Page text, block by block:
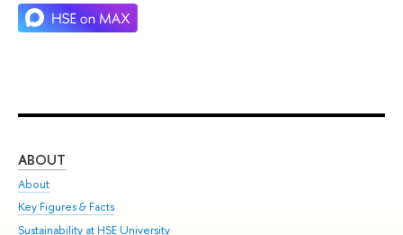
ABOUT
About
Key Figures & Facts
Sustainability at HSE University